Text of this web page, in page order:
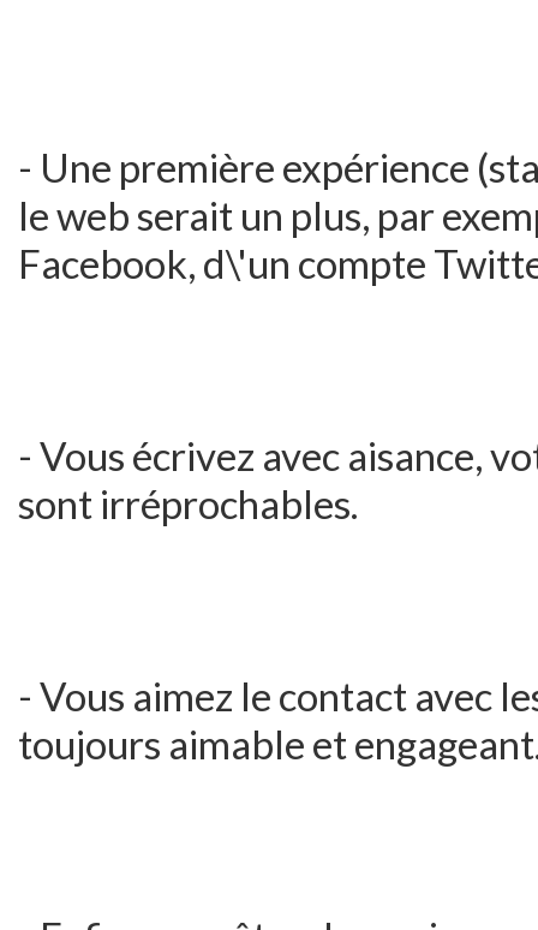
- Une première expérience
le web serait un plus, par
Facebook, d\'un compte
- Vous écrivez avec aisance,
sont irréprochables.
- Vous aimez le contact avec
toujours aimable et